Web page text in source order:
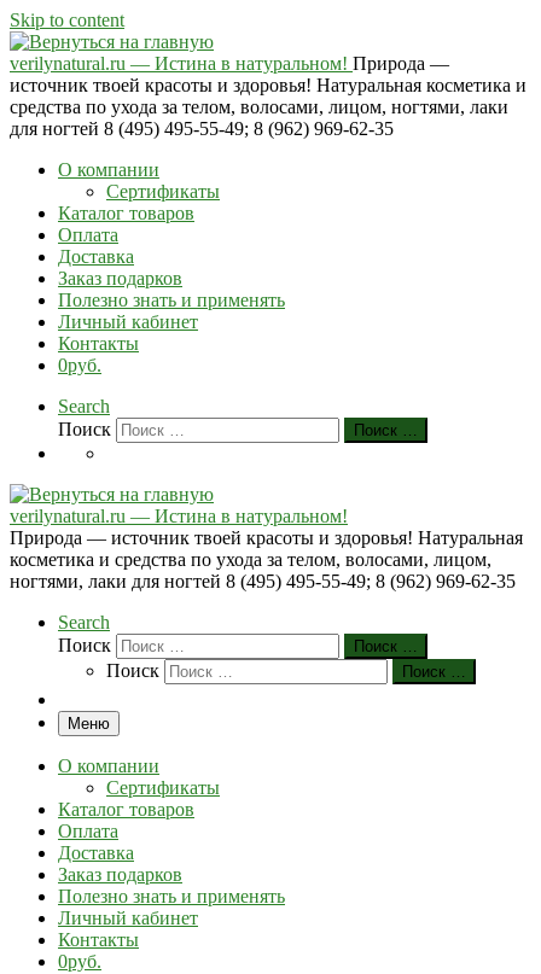
Skip to content
verilynatural.ru — Истина в натуральном! Природа —
источник твоей красоты и здоровья! Натуральная косметика и
средства по ухода за телом, волосами, лицом, ногтями, лаки
для ногтей 8 (495) 495-55-49; 8 (962) 969-62-35
О компании
Сертификаты
Каталог товаров
Оплата
Доставка
Заказ подарков
Полезно знать и применять
Личный кабинет
Контакты
0руб.
Search
Поиск
Поиск …
verilynatural.ru — Истина в натуральном!
Природа — источник твоей красоты и здоровья! Натуральная
косметика и средства по ухода за телом, волосами, лицом,
ногтями, лаки для ногтей 8 (495) 495-55-49; 8 (962) 969-62-35
Search
Поиск
Поиск …
Поиск Поиск …
Меню
О компании
Сертификаты
Каталог товаров
Оплата
Доставка
Заказ подарков
Полезно знать и применять
Личный кабинет
Контакты
0руб.